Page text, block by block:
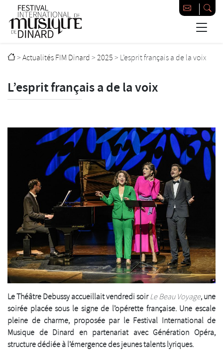
Passer au contenu principal
Festival international de musique de Dinard
>Actualités FIM Dinard>2025> L’esprit français a de la voix
L’esprit français a de la voix
Le Théâtre Debussy accueillait vendredi soirLe Beau Voyage, une
soirée placée sous le signe de l’opérette française. Une escale
pleine de charme, proposée par le Festival International de
Musique de Dinard en partenariat avec Génération Opéra,
structure dédiée à l’émergence des jeunes talents lyriques.